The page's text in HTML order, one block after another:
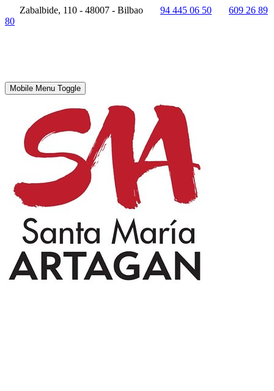
Zabalbide, 110 - 48007 - Bilbao 94 445 06 50
609 26 89
80
Mobile Menu Toggle